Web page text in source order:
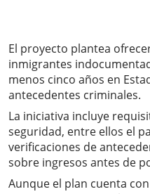
El proyecto plantea
inmigrantes
menos cinco años en
antecedentes criminales.
La iniciativa incluye
seguridad, entre ellos el
verificaciones de
sobre ingresos antes de
Aunque el plan cuenta